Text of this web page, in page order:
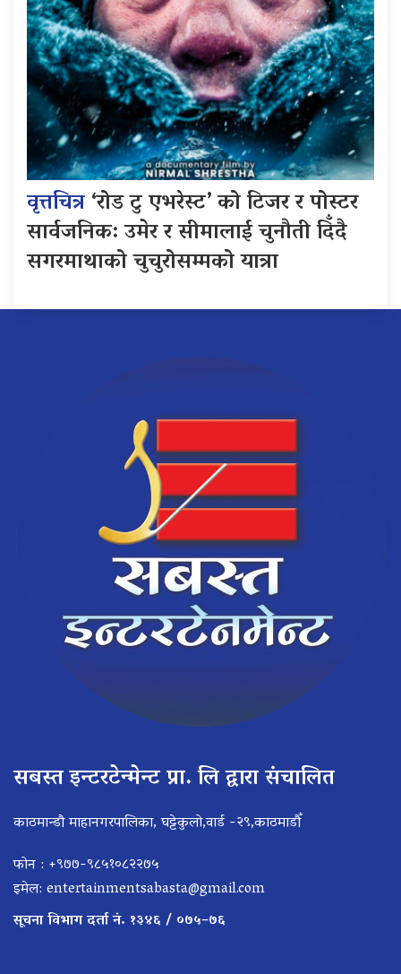
वृत्तचित्र‘रोड टु एभरेस्ट’ को टिजर र पोस्टर
सार्वजनिक: उमेर र सीमालाई चुनौती दिँदै
सगरमाथाको चुचुरोसम्मको यात्रा
सबस्त इन्टरटेन्मेन्ट प्रा. लि द्वारा संचालित
काठमान्डौ माहानगरपालिका, घट्टेकुलो,वार्ड -२९,काठमाडौँ
फोन : +९७७-९८५१०८२२७५
इमेल: entertainmentsabasta@gmail.com
सूचना विभाग दर्ता नं. १३४६ / ०७५–७६